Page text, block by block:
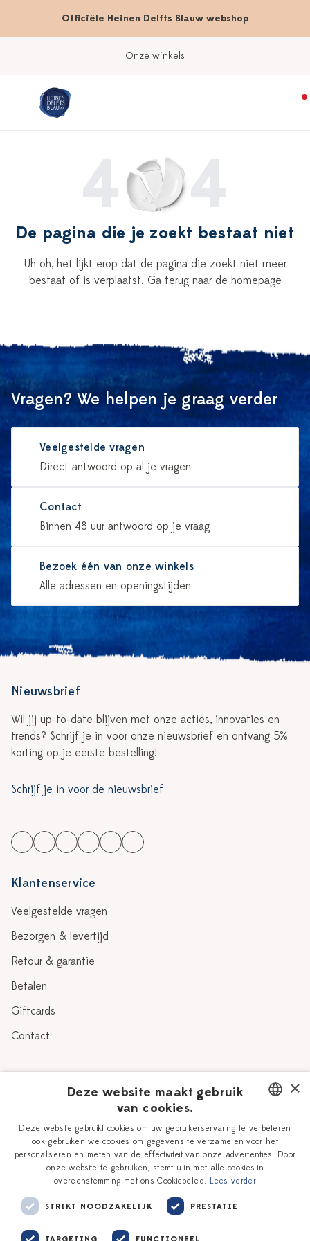
Officiële Heinen Delfts Blauw webshop
Onze winkels
De pagina die je zoekt bestaat niet
Uh oh, het lijkt erop dat de pagina die zoekt niet meer
bestaat of is verplaatst. Ga terug naar de homepage
Vragen? We helpen je graag verder
Veelgestelde vragen
Direct antwoord op al je vragen
Contact
Binnen 48 uur antwoord op je vraag
Bezoek één van onze winkels
Alle adressen en openingstijden
Nieuwsbrief
Wil jij up-to-date blijven met onze acties, innovaties en
trends? Schrijf je in voor onze nieuwsbrief en ontvang 5%
korting op je eerste bestelling!
Schrijf je in voor de nieuwsbrief
Klantenservice
Veelgestelde vragen
Bezorgen & levertijd
Retour & garantie
Betalen
Giftcards
Contact
Verhaal
Onze plateelschilders
Delfts Blauw
Workshops
Vacatures
Zakelijk
DUTCH
ENGLISH
×
Deze website maakt gebruik
van cookies.
Deze website gebruikt cookies om uw gebruikerservaring te verbeteren
ook gebruiken we cookies om gegevens te verzamelen voor het
personaliseren en meten van de effectiviteit van onze advertenties. Door
onze website te gebruiken, stemt u in met alle cookies in
overeenstemming met ons Cookiebeleid. Lees verder
STRIKT NOODZAKELIJK PRESTATIE
TARGETING FUNCTIONEEL